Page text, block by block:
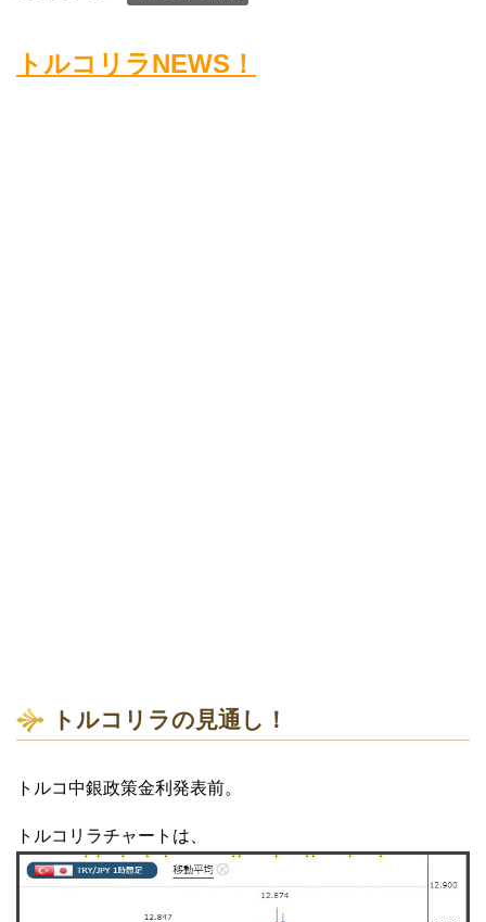
トルコリラNEWS！
トルコリラの見通し！
トルコ中銀政策金利発表前。
トルコリラチャートは、